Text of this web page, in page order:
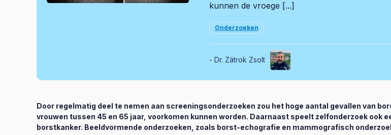
kunnen de vroege [...]
Onderzoeken
Dr. Zátrok Zsolt
Door regelmatig deel te nemen aan screeningsonderzoeken zou het hoge aantal gevallen van
vrouwen tussen 45 en 65 jaar, voorkomen kunnen worden. Daarnaast speelt zelfonderzoek ook
borstkanker. Beeldvormende onderzoeken, zoals borst-echografie en mammografisch